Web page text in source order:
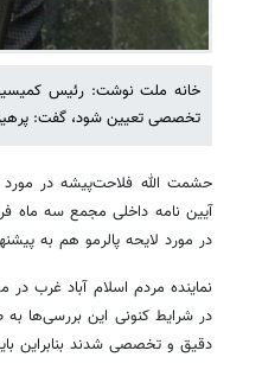
تخصصی تعیین شود، گفت:
آیین نامه داخلی مجمع سه ماه
در مورد لایحه پالرمو هم به
نماینده مردم اسلام آباد غرب
در شرایط کنونی این بررسی‌ها
دقیق و تخصصی شدند بنابراین